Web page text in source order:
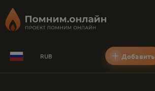
RUB Добавить